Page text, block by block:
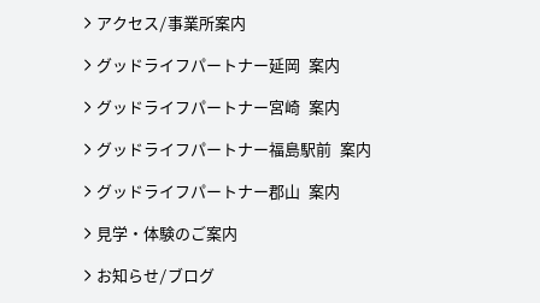
アクセス/事業所案内
グッドライフパートナー延岡 案内
グッドライフパートナー宮崎 案内
グッドライフパートナー福島駅前 案内
グッドライフパートナー郡山 案内
見学・体験のご案内
お知らせ/ブログ